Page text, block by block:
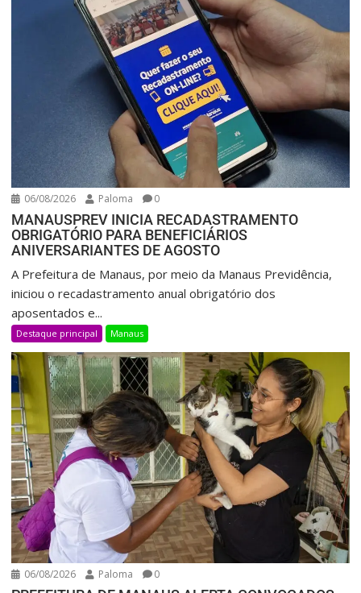
06/08/2026 Paloma 0
MANAUSPREV INICIA RECADASTRAMENTO
OBRIGATÓRIO PARA BENEFICIÁRIOS
ANIVERSARIANTES DE AGOSTO
A Prefeitura de Manaus, por meio da Manaus Previdência,
iniciou o recadastramento anual obrigatório dos
aposentados e...
Destaque principal Manaus
06/08/2026 Paloma 0